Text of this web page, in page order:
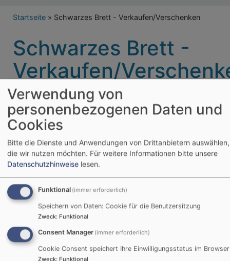
Breadcrumb
Startseite Schwarzes Brett - Verkaufen/Verschenken
Schwarzes Brett -
Verkaufen/
Willkommen in unserer Verkaufsrubrik! Hier haben
Sie die Möglichkeit, Instrumente und
Notensammlungen zum Kauf oder Verschenken
anzubieten. Unser Verband stellt Ihnen lediglich die
Plattform zur Verfügung, um Ihre Angebote zu
präsentieren. Bitte beachten Sie, dass wir keine
Verantwortung für die Inhalte oder Transaktionen
der Angebote übernehmen.
Wenn Sie ein Instrument oder eine Notensammlung
zum Verkauf anbieten möchten, senden Sie uns bitte
Ihr Angebot als PDF-Dokument an die
Geschäftsstelle. Wir kümmern uns um die
Verwendung von
personenbezogenen Daten und
Cookies
Bitte die Dienste und Anwendungen von Drittanbietern auswählen,
die wir nutzen möchten. Für weitere Informationen bitte unsere
Datenschutzhinweise lesen.
Funktional (immer erforderlich)
Speichern von Daten: Cookie für die Benutzersitzung
Zweck: Funktional
Consent Manager (immer erforderlich)
Cookie Consent speichert Ihre Einwilligungsstatus im Browser
Zweck: Funktional